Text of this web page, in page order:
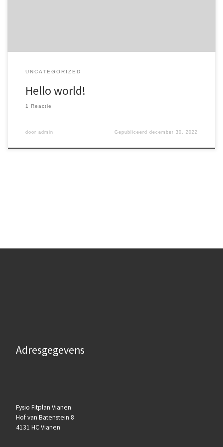
UNCATEGORIZED
Hello world!
1 Reactie
door admin Gepubliceerddecember 30, 2022
Adresgegevens
Fysio Fitplan Vianen
Hof van Batenstein 8
4131 HC Vianen